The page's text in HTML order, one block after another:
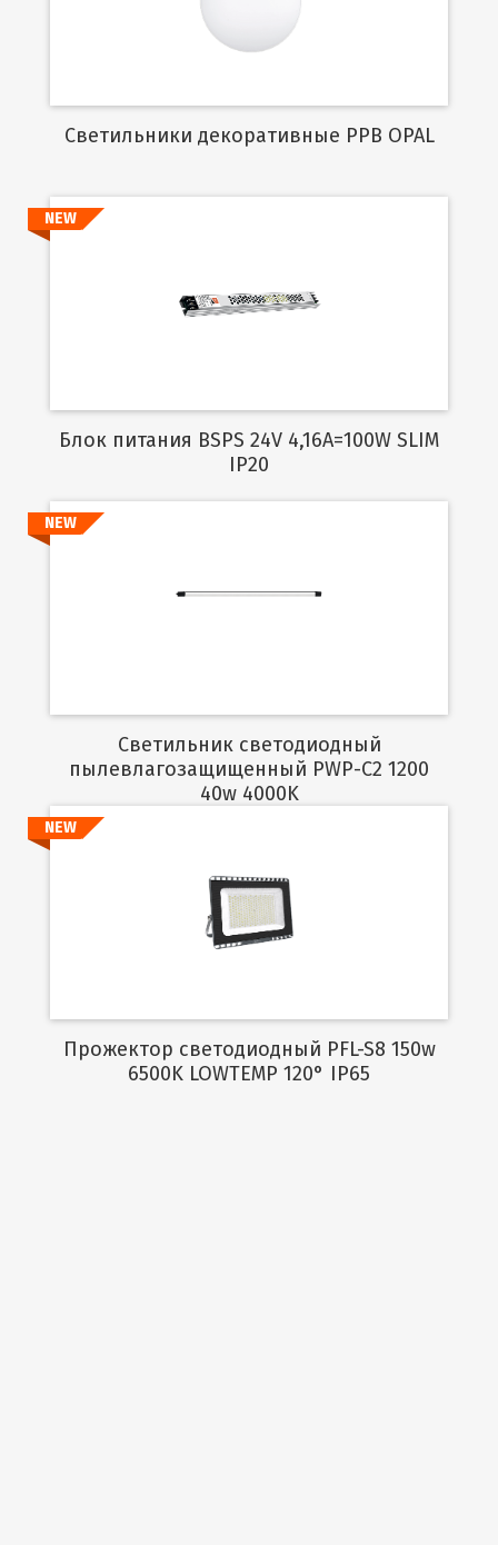
Cветильники декоративные PPB OPAL
Подробнее
NEW
Блок питания BSPS 24V 4,16A=100W SLIM
IP20
NEW
Светильник светодиодный
пылевлагозащищенный PWP-C2 1200
40w 4000K
Подробнее
NEW
Прожектор светодиодный PFL-S8 150w
6500K LOWTEMP 120° IP65